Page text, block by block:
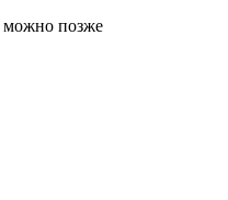
можно позже